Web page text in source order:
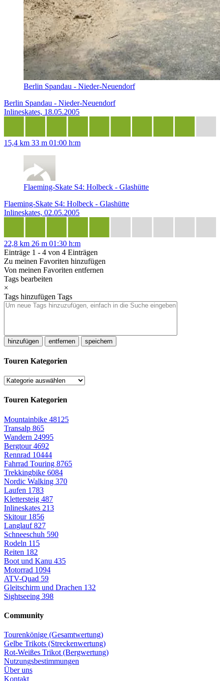
Berlin Spandau - Nieder-Neuendorf
Berlin Spandau - Nieder-Neuendorf
Inlineskates, 18.05.2005
15,4 km 33 m 01:00 h:m
Flaeming-Skate S4: Holbeck - Glashütte
Flaeming-Skate S4: Holbeck - Glashütte
Inlineskates, 02.05.2005
22,8 km 26 m 01:30 h:m
Einträge 1 - 4 von 4 Einträgen
Zu meinen Favoriten hinzufügen
Von meinen Favoriten entfernen
Tags bearbeiten
×
Tags hinzufügen Tags
hinzufügen entfernen speichern
Touren Kategorien
Touren Kategorien
Mountainbike 48125
Transalp 865
Wandern 24995
Bergtour4692
Rennrad 10444
Fahrrad Touring 8765
Trekkingbike 6084
Nordic Walking 370
Laufen 1783
Klettersteig 487
Inlineskates 213
Skitour 1856
Langlauf827
Schneeschuh 590
Rodeln 115
Reiten 182
Boot und Kanu 435
Motorrad 1094
ATV-Quad 59
Gleitschirm und Drachen 132
Sightseeing 398
Community
Tourenkönige (Gesamtwertung)
Gelbe Trikots (Streckenwertung)
Rot-Weißes Trikot (Bergwertung)
Nutzungsbestimmungen
Über uns
Kontakt